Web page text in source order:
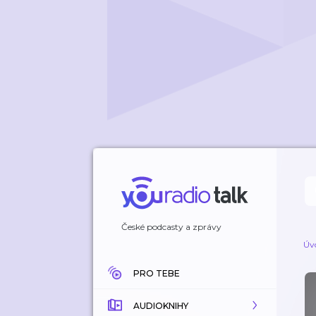
České podcasty a zprávy
PRO TEBE
AUDIOKNIHY